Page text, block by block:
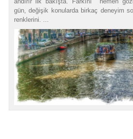
gün, değişik konularda birkaç deneyim
renklerini. ...